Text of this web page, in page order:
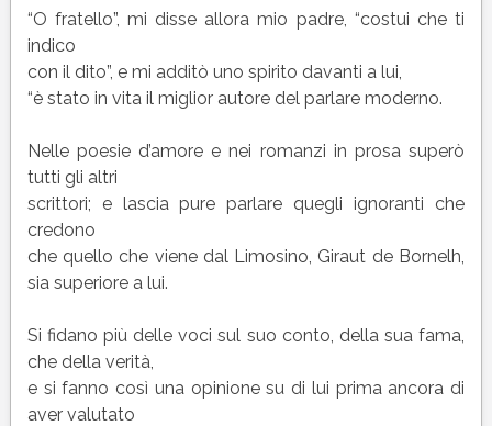
“O fratello”, mi disse allora mio padre, “costui che ti
indico
con il dito”, e mi additò uno spirito davanti a lui,
“è stato in vita il miglior autore del parlare moderno.
Nelle poesie d’amore e nei romanzi in prosa superò
tutti gli altri
scrittori; e lascia pure parlare quegli ignoranti che
credono
che quello che viene dal Limosino, Giraut de Bornelh,
sia superiore a lui.
Si fidano più delle voci sul suo conto, della sua fama,
che della verità,
e si fanno così una opinione su di lui prima ancora di
aver valutato